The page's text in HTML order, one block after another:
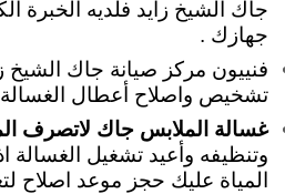
جاك الشيخ زايد فلديه الخبرة
جهازك .
فنييون مركز صيانة جاك الشيخ
تشخيص واصلاح أعطال
غسالة الملابس جاك لاتصرف
وتنظيفه وأعيد تشغيل الغسالة
المياة عليك حجز موعد اصلاح